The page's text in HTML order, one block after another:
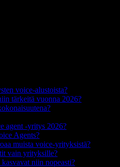
voice-alustoista?
tärkeitä vuonna 2026?
agent -yritys 2026?
Agents?
muista voice-yrityksistä?
vain yrityksille?
niin nopeasti?